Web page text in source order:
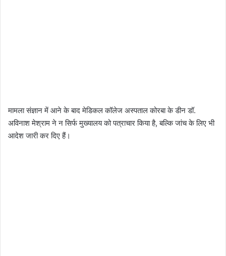
मामला संज्ञान में आने के बाद मेडिकल कॉलेज अस्पताल कोरबा के डीन डॉ.
अविनाश मेश्राम ने न सिर्फ मुख्यालय को पत्राचार किया है, बल्कि जांच के लिए भी
आदेश जारी कर दिए हैं।